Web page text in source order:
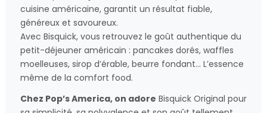
cuisine américaine, garantit un résultat fiable,
généreux et savoureux.
Avec Bisquick, vous retrouvez le goût authentique du
petit-déjeuner américain : pancakes dorés, waffles
moelleuses, sirop d’érable, beurre fondant… L’essence
même de la comfort food.
Chez Pop’s America, on adore Bisquick Original pour